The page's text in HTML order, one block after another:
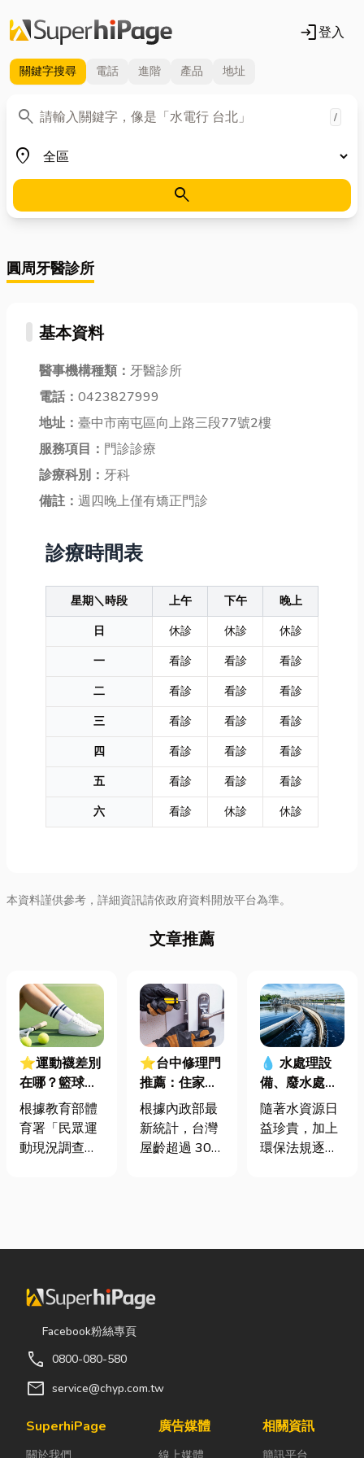
login登入
關鍵字搜尋 電話 進階 產品 地址
search
關鍵字 /
place
地區
search
圓周牙醫診所
基本資料
醫事機構種類： 牙醫診所
電話： 0423827999
地址： 臺中市南屯區向上路三段77號2樓
服務項目： 門診診療
診療科別： 牙科
備註： 週四晚上僅有矯正門診
診療時間表
星期＼時段 上午 下午
晚上
日
休診 休診
休診
一
看診 看診
看診
二
看診 看診
看診
三
看診 看診
看診
四
看診 看診
看診
五
看診 看診
看診
六
看診 休診 休診
本資料謹供參考，詳細資訊請依政府資料開放平台為準。
文章推薦
⭐運動襪差別
在哪？籃球、
慢跑、排球襪
挑選全攻略，
穿對了運動不
根據教育部體
育署「民眾運
動現況調查」
與各類球類運
擇。許多人在
配備上毫不惜
重金，購買
頂級籃球鞋或
專業路跑鞋，
抓一雙幾十元
⭐台中修理門
推薦：住家鐵
門卡住、大門
下垂怎麼辦？
維修費用與不
根據內政部最
新統計，台灣
屋齡超過 30
疲勞與結構鏽
主每天回家開
隨刺耳的金屬
實，門片故障
💧 水處理設
備、廢水處理
工程與回收水
工程完整解析
｜打造高效率
隨著水資源日
益珍貴，加上
環保法規逐漸
資源管理。透
成本，實現節
Facebook粉絲專頁
call 0800-080-580
mail service@chyp.com.tw
SuperhiPage
關於我們
廣告媒體
線上媒體
相關資訊
簡訊平台